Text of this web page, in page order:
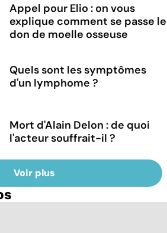
Appel pour Elio : on vous
explique comment se passe le
don de moelle osseuse
Quels sont les symptômes
d'un lymphome ?
Mort d'Alain Delon : de quoi
l'acteur souffrait-il ?
Voir plus